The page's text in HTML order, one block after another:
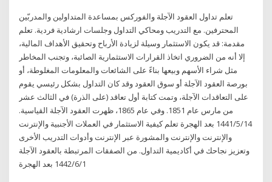
تعلم تداول العقود الآجلة والفوركس بمساعدة المتداولين والمدربّين
المحترفين. مع التدريب ومحاكي التداول وجلسات ارشادية فردية. تعلم
مقدمة: قد يكون الاستثمار وسيلة لزيادة الأرباح وتحقيق الأهداف المالية،
إلا أنه من الضروري اتخاذ القرارات الاستثمارية الصائبة، وتجنب المخاطر
مثل شراء الأسهم وبيعها بناءً على الشائعات والمعلومات المغلوطة، أو
بورصة العقود الآجلة أو سوق العقود وقد كان التداول بشكل رئيسي يقوم
على التعاقدات الآجلة، وتمت كتابة أول تعاقد (على الذرة) في الثالث عشر
من مارس عام 1851. وفي عام 1865، ظهرت العقود الآجلة القياسية.
14‏‏/5‏‏/1441 بعد الهجرة تعلم كيفية الاستثمار في العملات الأجنبية والإنترنت
والإنترنت والإنترنت والمشورة عبر الإنترنت وأدوات التدريب الأخرى
وتعزيز نجاحك في أكاديمية التداول. من الصفقات المرتبطة بالعقود الآجلة
1‏‏/6‏‏/1442 بعد الهجرة